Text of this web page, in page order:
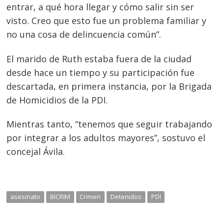
entrar, a qué hora llegar y cómo salir sin ser
visto. Creo que esto fue un problema familiar y
no una cosa de delincuencia común”.
El marido de Ruth estaba fuera de la ciudad
desde hace un tiempo y su participación fue
descartada, en primera instancia, por la Brigada
de Homicidios de la PDI.
Mientras tanto, “tenemos que seguir trabajando
por integrar a los adultos mayores”, sostuvo el
concejal Ávila.
asesinato BICRIM Crimen Detenidos PDI